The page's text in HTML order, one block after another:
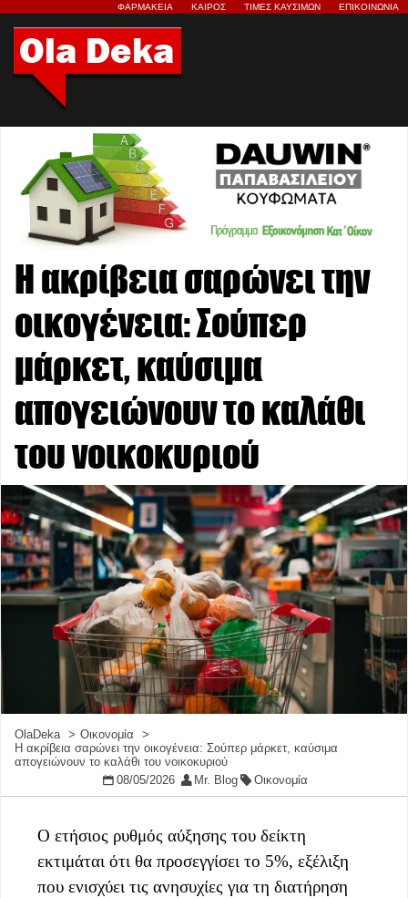
ΦΑΡΜΑΚΕΙΑ ΚΑΙΡΟΣ ΤΙΜΕΣ ΚΑΥΣΙΜΩΝ ΕΠΙΚΟΙΝΩΝΙΑ
Η ακρίβεια σαρώνει την
οικογένεια: Σούπερ
μάρκετ, καύσιμα
απογειώνουν το καλάθι
του νοικοκυριού
OlaDeka
Οικονομία
Η ακρίβεια σαρώνει την οικογένεια: Σούπερ μάρκετ, καύσιμα
απογειώνουν το καλάθι του νοικοκυριού
08/05/2026
Mr. Blog Οικονομία
Ο ετήσιος ρυθμός αύξησης του δείκτη
εκτιμάται ότι θα προσεγγίσει το 5%, εξέλιξη
που ενισχύει τις ανησυχίες για τη διατήρηση